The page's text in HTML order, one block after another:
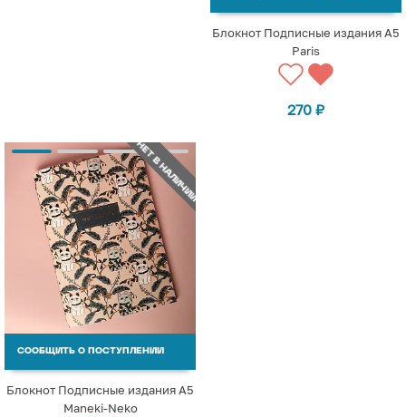
Блокнот Подписные издания A5
Paris
270 ₽
НЕТ В НАЛИЧИИ
СООБЩИТЬ О ПОСТУПЛЕНИИ
Блокнот Подписные издания A5
Maneki-Neko